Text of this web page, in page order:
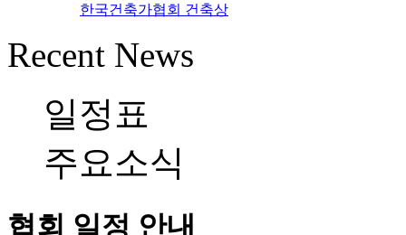
한국건축가협회 건축상
Recent News
일정표
주요소식
협회 일정 안내